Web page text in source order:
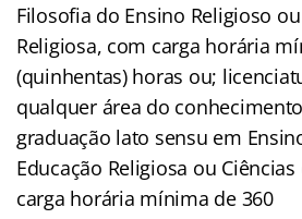
Filosofia do Ensino Religioso
Religiosa, com carga horária
(quinhentas) horas ou;
qualquer área do
graduação lato sensu em
Educação Religiosa ou
carga horária mínima de 360